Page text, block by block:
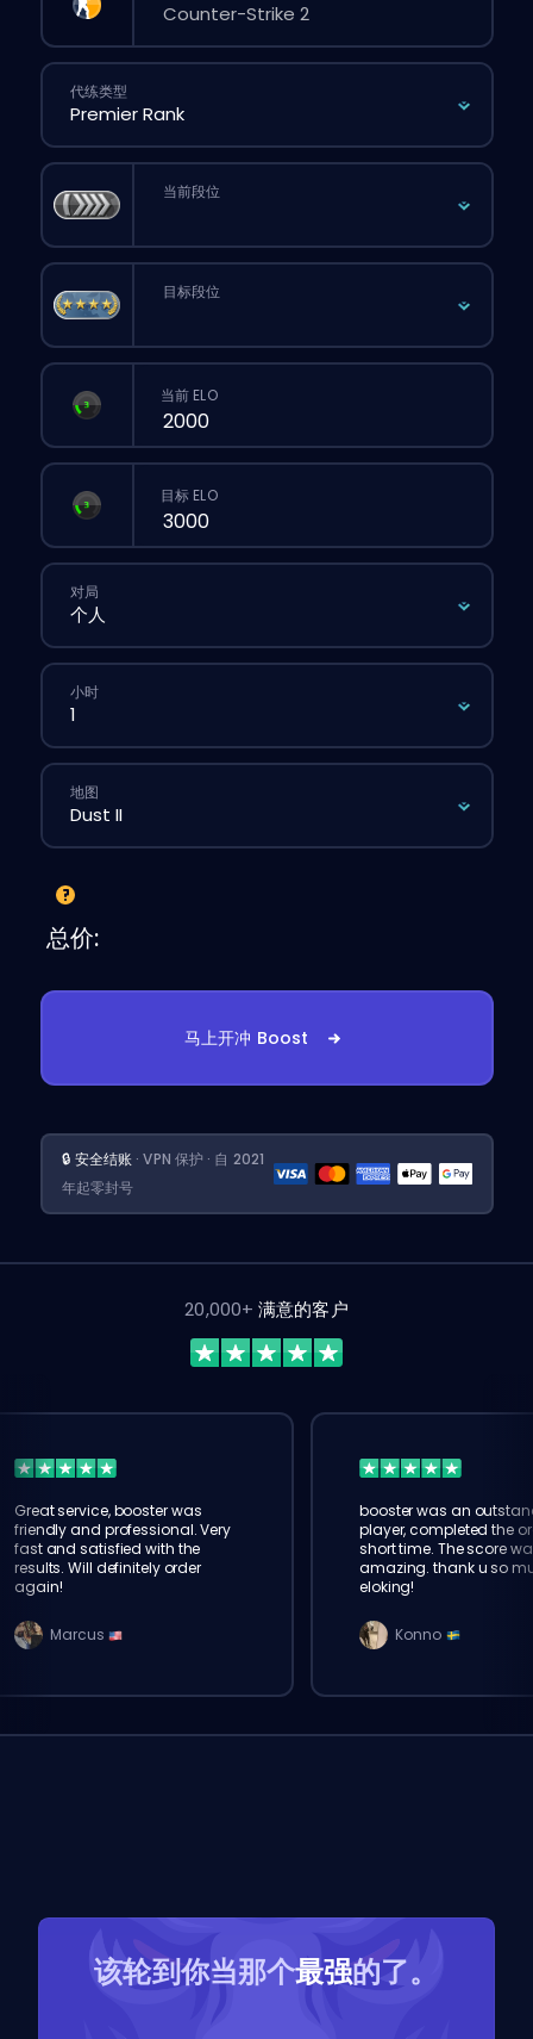
代练类型
当前段位
目标段位
当前 ELO
目标 ELO
对局
小时
地图
总价:
马上开冲 Boost
🔒 安全结账 · VPN 保护 · 自 2021
年起零封号
20,000+满意的客户
Great service, booster was
friendly and professional. Very
fast and satisfied with the
results. Will definitely order
again!
Marcus
booster was an
player, completed the
short time. The score
amazing. thank u so
eloking!
Konno
该轮到你当那个最强的了。